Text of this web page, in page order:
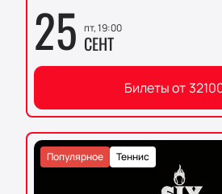
25 пт, 19:00
СЕНТ
Билеты от
Теннис
Популярное